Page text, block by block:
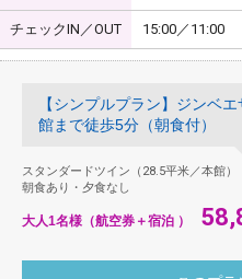
チェックIN／OUT 15:00／11:00
【シンプルプラン】ジンベ
館まで徒歩5分（朝食付）
スタンダードツイン（28.5平米／本館）
朝食あり・夕食なし
大人1名様（航空券＋宿泊 ）